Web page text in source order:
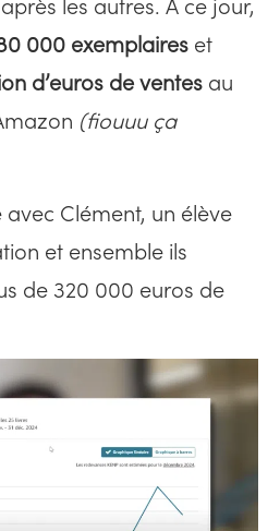
les autres. À ce jour,
000 exemplaires et
d’euros de ventes au
(fiouuu ça
avec Clément, un élève
et ensemble ils
de 320 000 euros de